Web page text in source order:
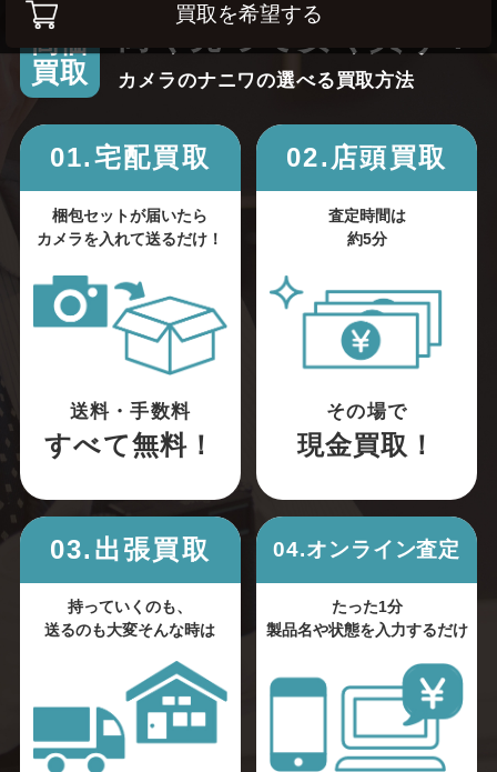
買取を希望する
高価
買取
高く売って安く買う！
カメラのナニワの選べる買取方法
01.宅配買取
梱包セットが届いたら
カメラを入れて送るだけ！
送料・手数料
すべて無料！
02.店頭買取
査定時間は
約5分
その場で
現金買取！
03.出張買取
持っていくのも、
送るのも大変そんな時は
04.オンライン査定
たった1分
製品名や状態を入力するだけ